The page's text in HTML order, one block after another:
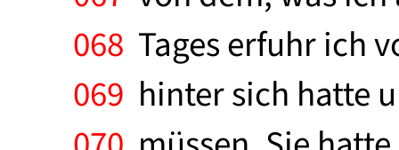
068 Tages erfuhr ich
069 hinter sich hatte